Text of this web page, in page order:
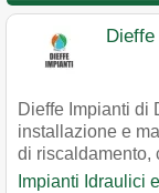
Dieffe Impianti di
installazione e
di riscaldamento,
Impianti Idraulici